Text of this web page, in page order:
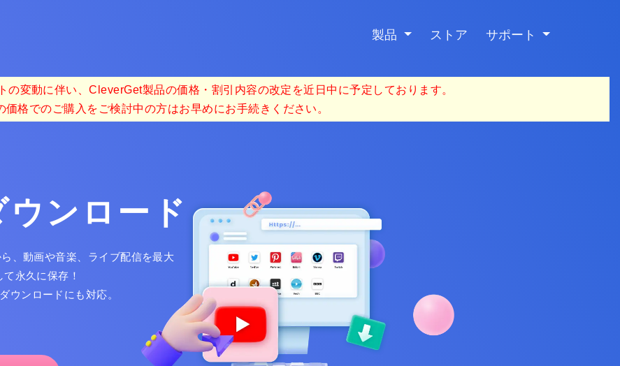
製品 ストア サポート
の変動に伴い、CleverGet製品の価格・割引内容の改定を近日中に予定しております。
価格でのご購入をご検討中の方はお早めにお手続きください。
ンロード
、動画や音楽、ライブ配信を最大
永久に保存！
ウンロードにも対応。